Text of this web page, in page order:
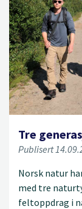
Tre
Publisert
Norsk natur
med tre
feltoppdrag i